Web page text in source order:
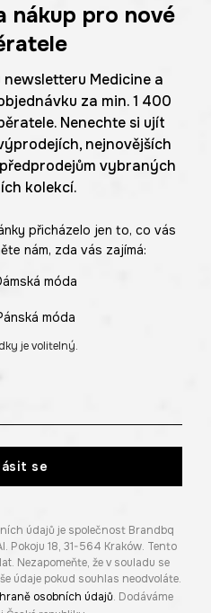
nákup pro nové
Medicine a
za min. 1 400
Nenechte si ujít
nejnovějších
vybraných
kolekcí.
přicházelo jen to, co vás
nám, zda vás zajímá:
móda
móda
je volitelný.
se
údajů je společnost Brandbq
Pokoju 18, 31-564 Kraków. Tento
Nezapomeňte, že v souladu se
údaje pokud souhlas neodvoláte.
osobních údajů. Dodáváme